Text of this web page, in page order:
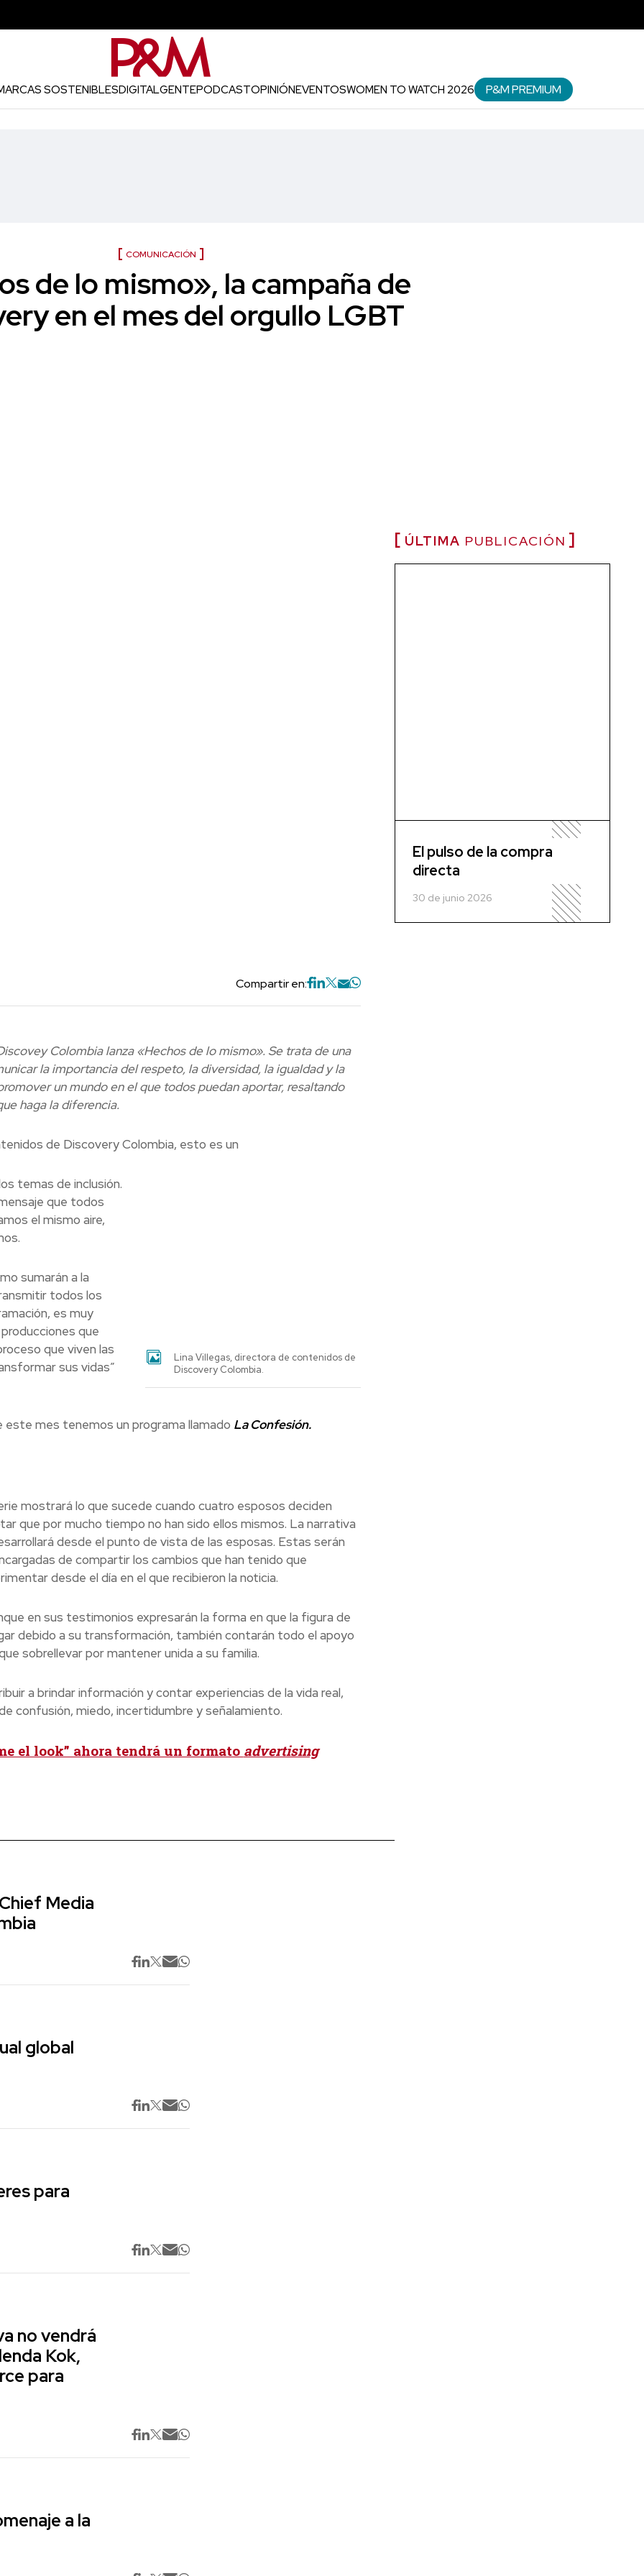
SOSTENIBLESDIGITALGENTEPODCASTOPINIÓNEVENTOSWOMEN TO WATCH 2026 P&M PREMIUM
COMUNICACIÓN
de lo mismo», la campaña de
en el mes del orgullo LGBT
Compartir en:
Colombia lanza «Hechos de lo mismo». Se trata de una
la importancia del respeto, la diversidad, la igualdad y la
un mundo en el que todos puedan aportar, resaltando
haga la diferencia.
de Discovery Colombia, esto es un
Lina Villegas, directora de contenidos de
Discovery Colombia.
temas de inclusión.
que todos
el mismo aire,
sumarán a la
todos los
es muy
que
que viven las
sus vidas”
mes tenemos un programa llamado La Confesión.
mostrará lo que sucede cuando cuatro esposos deciden
que por mucho tiempo no han sido ellos mismos. La narrativa
desde el punto de vista de las esposas. Estas serán
de compartir los cambios que han tenido que
desde el día en el que recibieron la noticia.
en sus testimonios expresarán la forma en que la figura de
debido a su transformación, también contarán todo el apoyo
sobrellevar por mantener unida a su familia.
a brindar información y contar experiencias de la vida real,
confusión, miedo, incertidumbre y señalamiento.
el look” ahora tendrá un formato advertising
Media
global
para
no vendrá
Kok,
para
a la
ÚLTIMA PUBLICACIÓN
El pulso de la compra
directa
30 de junio 2026